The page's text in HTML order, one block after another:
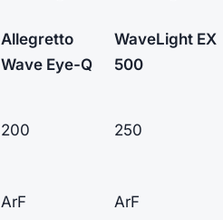
Allegretto
Wave Eye-Q
WaveLight EX
500
200 250
ArF ArF